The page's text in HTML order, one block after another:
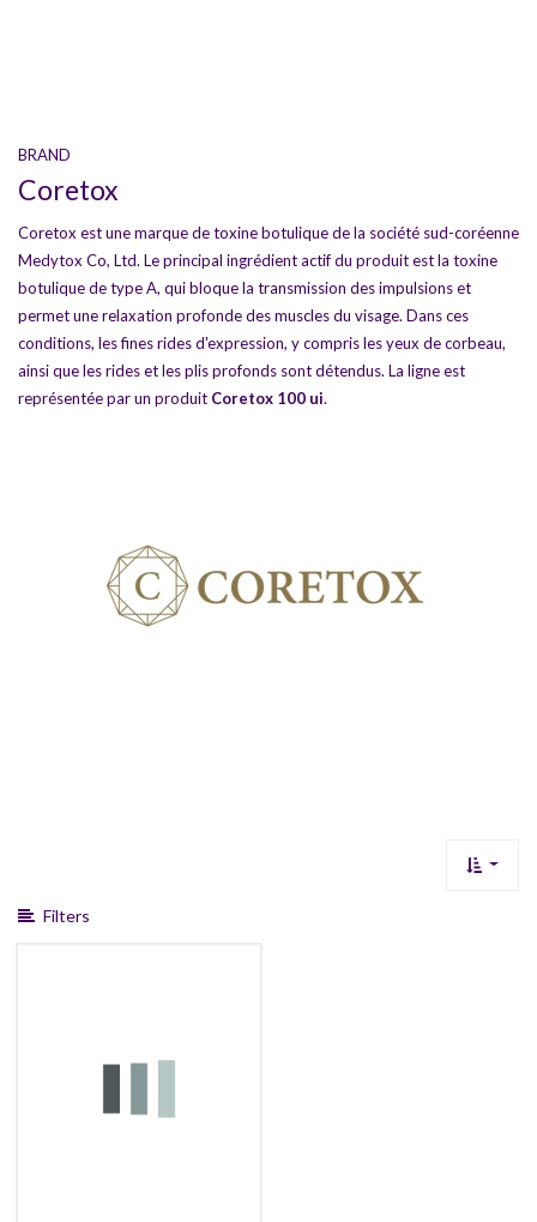
BRAND
Coretox
Coretox est une marque de toxine botulique de la société sud-coréenne
Medytox Co, Ltd. Le principal ingrédient actif du produit est la toxine
botulique de type A, qui bloque la transmission des impulsions et
permet une relaxation profonde des muscles du visage. Dans ces
conditions, les fines rides d'expression, y compris les yeux de corbeau,
ainsi que les rides et les plis profonds sont détendus. La ligne est
représentée par un produit Coretox 100 ui.
Filters